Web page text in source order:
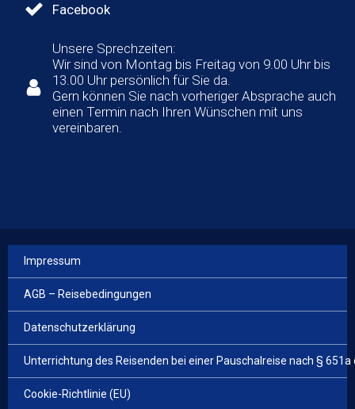
Facebook
Unsere Sprechzeiten:
Wir sind von Montag bis Freitag von 9.00 Uhr bis
13.00 Uhr persönlich für Sie da.
Gern können Sie nach vorheriger Absprache auch
einen Termin nach Ihren Wünschen mit uns
vereinbaren.
Impressum
AGB – Reisebedingungen
Datenschutzerklärung
Unterrichtung des Reisenden bei einer Pauschalreise nach §
Cookie-Richtlinie (EU)